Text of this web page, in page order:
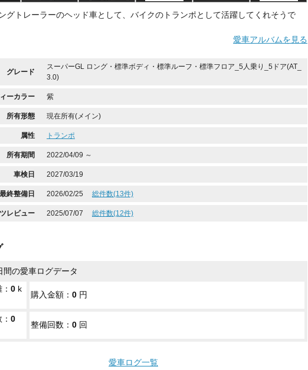
グトレーラーのヘッド車として、バイクのトランポとして活躍してくれそうで
愛車アルバムを見る
グレード
スーパーGL ロング・標準ボディ・標準ルーフ・標準フロア_5人乗り_5ドア(AT_
3.0)
ーカラー 紫
所有形態 現在所有(メイン)
属性 トランポ
所有期間 2022/04/09 ～
車検日 2027/03/19
最終整備日 2026/02/25 総件数(13件)
レビュー 2025/07/07 総件数(12件)
間の愛車ログデータ
0 k
購入金額： 0 円
0
整備回数： 0 回
愛車ログ一覧